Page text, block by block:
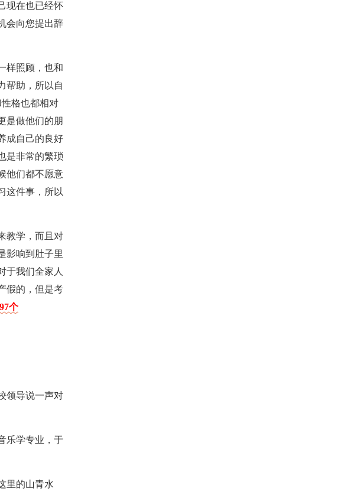
现在也已经怀
会向您提出辞
样照顾，也和
帮助，所以自
格也都相对
是做他们的朋
成自己的良好
是非常的繁琐
他们都不愿意
这件事，所以
教学，而且对
影响到肚子里
于我们全家人
假的，但是考
个
领导说一声对
乐学专业，于
里的山青水